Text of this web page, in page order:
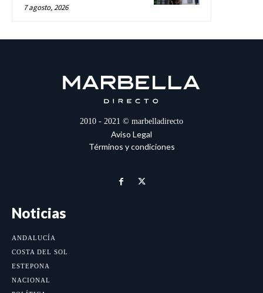
7 agosto, 2026
2010 - 2021 © marbelladirecto
Aviso Legal
Términos y condiciones
Noticias
ANDALUCÍA
COSTA DEL SOL
ESTEPONA
NACIONAL